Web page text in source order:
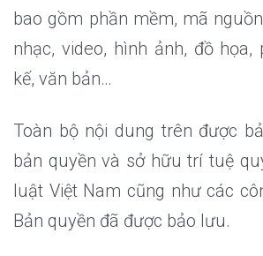
bao gồm phần mềm, mã
nhạc, video, hình ảnh, đồ họa,
kế, văn bản…
Toàn bộ nội dung trên được
bản quyền và sở hữu trí tuệ
luật Việt Nam cũng như các
Bản quyền đã được bảo lưu.